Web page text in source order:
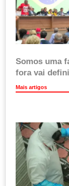
Somos uma
fora vai
Mais artigos